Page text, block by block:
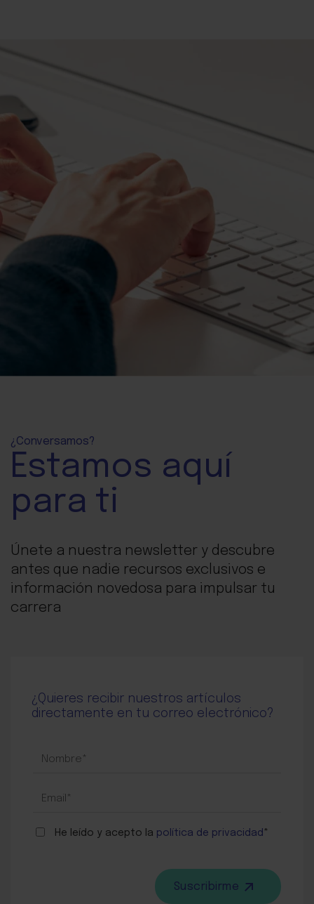
¿Conversamos?
Estamos aquí
para ti
Únete a nuestra newsletter y descubre
antes que nadie recursos exclusivos e
información novedosa para impulsar tu
carrera
¿Quieres recibir nuestros artículos
directamente en tu correo electrónico?
SUSCRIPCIÓN
He leído y acepto la política de privacidad *
Suscribirme